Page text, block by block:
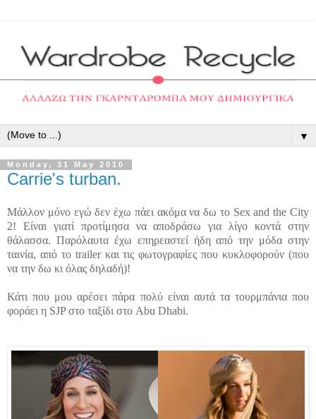
▼
Monday, 31 May 2010
Carrie's turban.
Μάλλον μόνο εγώ δεν έχω πάει ακόμα να δω το Sex and the City
2! Είναι γιατί προτίμησα να αποδράσω για λίγο κοντά στην
θάλασσα. Παρόλαυτα έχω επηρεαστεί ήδη από την μόδα στην
ταινία, από το trailer και τις φωτογραφίες που κυκλοφορούν (που
να την δω κι όλας δηλαδή)!
Κάτι που μου αρέσει πάρα πολύ είναι αυτά τα τουρμπάνια που
φοράει η SJP στο ταξίδι στο Abu Dhabi.